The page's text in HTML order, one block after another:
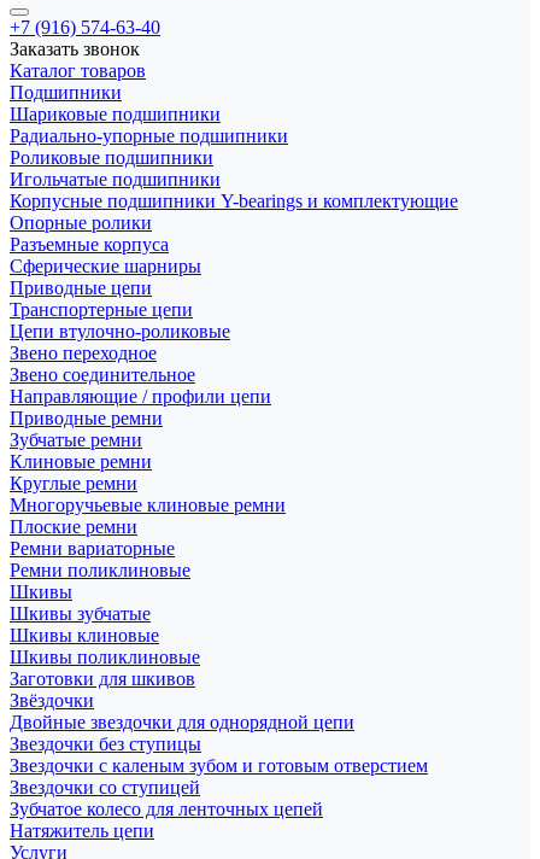
+7 (916) 574-63-40
Заказать звонок
Каталог товаров
Подшипники
Шариковые подшипники
Радиально-упорные подшипники
Роликовые подшипники
Игольчатые подшипники
Корпусные подшипники Y-bearings и комплектующие
Опорные ролики
Разъемные корпуса
Сферические шарниры
Приводные цепи
Транспортерные цепи
Цепи втулочно-роликовые
Звено переходное
Звено соединительное
Направляющие / профили цепи
Приводные ремни
Зубчатые ремни
Клиновые ремни
Круглые ремни
Многоручьевые клиновые ремни
Плоские ремни
Ремни вариаторные
Ремни поликлиновые
Шкивы
Шкивы зубчатые
Шкивы клиновые
Шкивы поликлиновые
Заготовки для шкивов
Звёздочки
Двойные звездочки для однорядной цепи
Звездочки без ступицы
Звездочки с каленым зубом и готовым отверстием
Звездочки со ступицей
Зубчатое колесо для ленточных цепей
Натяжитель цепи
Услуги